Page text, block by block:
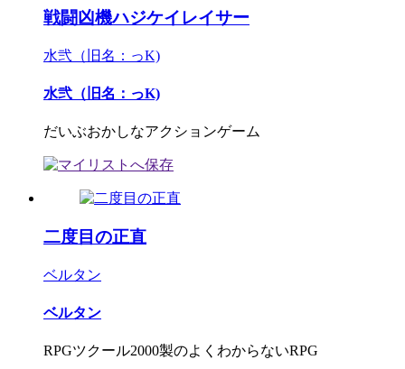
戦闘凶機ハジケイレイサー
水弐（旧名：っK)
水弐（旧名：っK)
だいぶおかしなアクションゲーム
二度目の正直
ベルタン
ベルタン
RPGツクール2000製のよくわからないRPG